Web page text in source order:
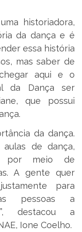
historiadora,
da dança e é
essa história
mas saber de
aqui e o
da Dança ser
que possui
da dança.
de dança,
por meio de
A gente quer
para
pessoas a
destacou a
Ione Coelho.